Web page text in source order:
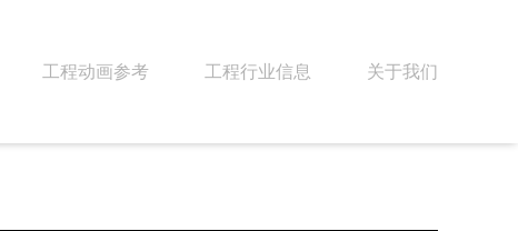
工程动画参考 工程行业信息 关于我们